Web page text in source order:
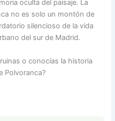
oculta del paisaje. La
no es solo un montón de
silencioso de la vida
del sur de Madrid.
o conocías la historia
Polvoranca?